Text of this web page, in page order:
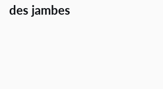
des jambes